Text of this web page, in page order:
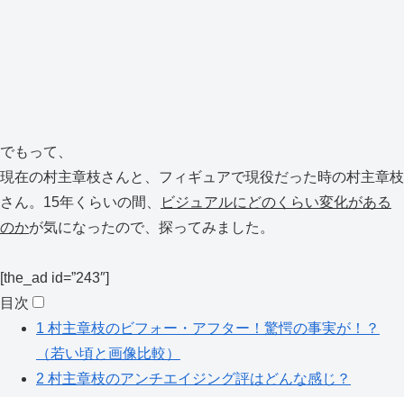
でもって、
現在の村主章枝さんと、フィギュアで現役だった時の村主章枝
さん。15年くらいの間、
ビジュアルにどのくらい変化がある
のかが気になったので、探ってみました。
[the_ad id=”243″]
目次
1 村主章枝のビフォー・アフター！驚愕の事実が！？
（若い頃と画像比較）
2 村主章枝のアンチエイジング評はどんな感じ？